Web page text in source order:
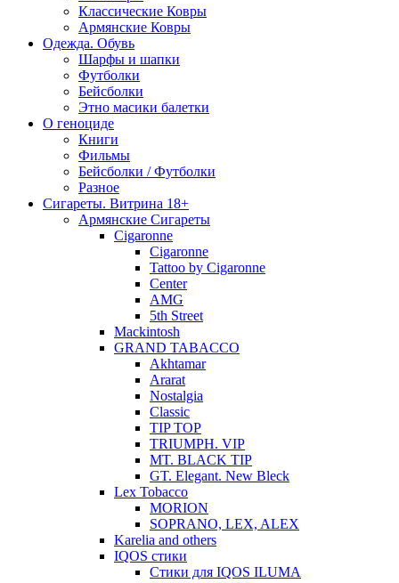
Классические Ковры
Армянские Ковры
Одежда. Обувь
Шарфы и шапки
Футболки
Бейсболки
Этно масики балетки
О геноциде
Книги
Фильмы
Бейсболки / Футболки
Разное
Сигареты. Витрина 18+
Армянские Сигареты
Cigaronne
Cigaronne
Tattoo by Cigaronne
Center
AMG
5th Street
Mackintosh
GRAND TABACCO
Akhtamar
Ararat
Nostalgia
Classic
TIP TOP
TRIUMPH. VIP
MT. BLACK TIP
GT. Elegant. New Bleck
Lex Tobacco
MORION
SOPRANO, LEX, ALEX
Karelia and others
IQOS стики
Стики для IQOS ILUMA